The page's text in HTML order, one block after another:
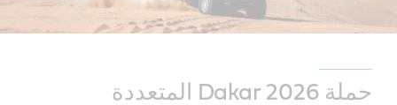
حملة Dakar 2026 المتعددة